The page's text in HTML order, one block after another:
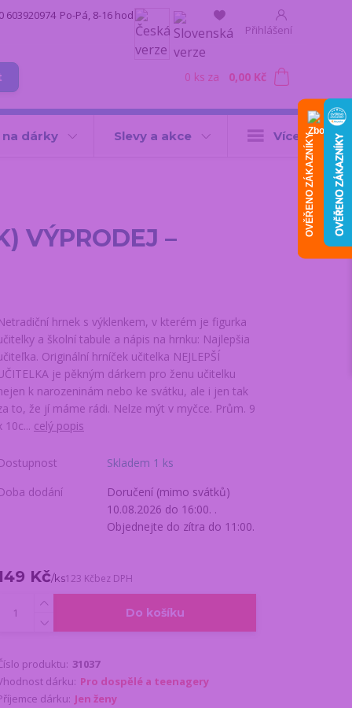
Přihlášení
603920974 Po-Pá, 8-16 hod.
0 ks za 0,00 Kč
dárky Slevy a akce Více
–
hrnek s výklenkem, v kterém je figurka
a školní tabule a nápis na hrnku: Najlepšia
Originální hrníček učitelka NEJLEPŠÍ
je pěkným dárkem pro ženu učitelku
k narozeninám nebo ke svátku, ale i jen tak
to, že jí máme rádi. Nelze mýt v myčce. Prům. 9
10c... celý popis
Skladem 1 ks
dodání
Doručení (mimo svátků)
10.08.2026 do 16:00. .
Objednejte do zítra do 11:00.
Kč/ks123 Kčbez DPH
Do košíku
produktu: 31037
dárku: Pro dospělé a teenagery
dárku: Jen ženy
OVĚŘENO ZÁKAZNÍKY